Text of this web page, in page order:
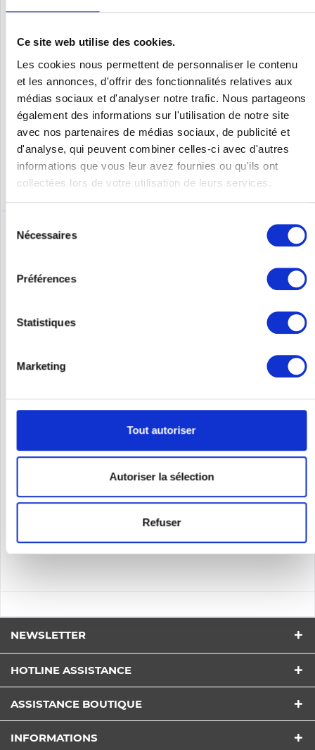
Ce site web utilise des cookies.
Les cookies nous permettent de personnaliser le contenu
et les annonces, d'offrir des fonctionnalités relatives aux
médias sociaux et d'analyser notre trafic. Nous partageons
également des informations sur l'utilisation de notre site
avec nos partenaires de médias sociaux, de publicité et
d'analyse, qui peuvent combiner celles-ci avec d'autres
informations que vous leur avez fournies ou qu'ils ont
collectées lors de votre utilisation de leurs services.
Nécessaires
Préférences
Statistiques
Marketing
Tout autoriser
Autoriser la sélection
Refuser
Mbit/s. Kompatibilität: 3650-24, 3650-48
Contenu1
Prix sur demande
Se souv.
DÉTAILS
Cisco Netzwerkstapelmodul (Packung mit 2) - für Catalyst 3650-
24, 3650-48
Contenu1
89,00 €
Se souv.
NEWSLETTER
HOTLINE ASSISTANCE
ASSISTANCE BOUTIQUE
INFORMATIONS